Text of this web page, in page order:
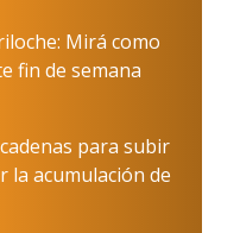
Mirá como
fin de semana
para subir
la acumulación de